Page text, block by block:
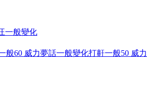
一般變化
般60 威力夢話一般變化打鼾一般50 威力